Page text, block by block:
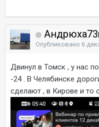
Опубликовано 6
Двинул в Томск , у нас
-24 . В Челябинске
сделают , в Кирове и то